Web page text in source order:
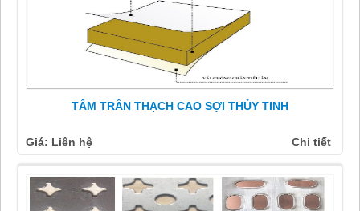
TẤM TRẦN THẠCH CAO SỢI THỦY TINH
Giá: Liên hệ Chi tiết